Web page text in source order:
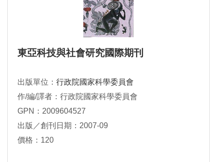
東亞科技與社會研究國際期刊
出版單位： 行政院國家科學委員會
作/編/譯者：行政院國家科學委員會
GPN：2009604527
出版／創刊日期：2007-09
價格：120